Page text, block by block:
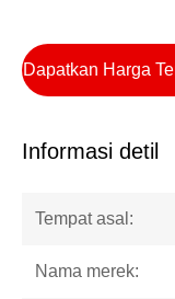
Dapatkan Harga
Informasi detil
Tempat asal:
Nama merek: